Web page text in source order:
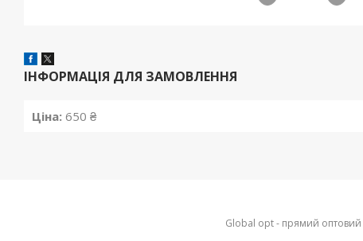
ІНФОРМАЦІЯ ДЛЯ ЗАМОВЛЕННЯ
Ціна: 650 ₴